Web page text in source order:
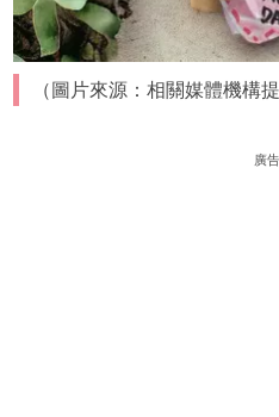
（圖片來源：相關媒體機構提
廣告